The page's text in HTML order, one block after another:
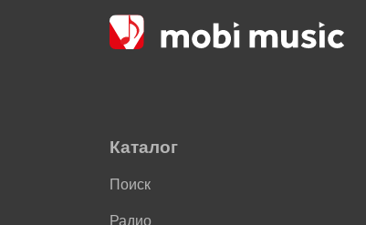
Каталог
Поиск
Радио